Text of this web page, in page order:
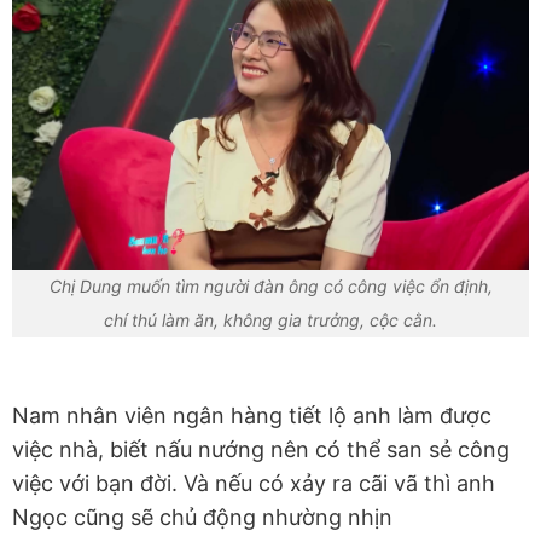
Chị Dung muốn tìm người đàn ông có công việc ổn định,
chí thú làm ăn, không gia trưởng, cộc cằn.
Nam nhân viên ngân hàng tiết lộ anh làm được
việc nhà, biết nấu nướng nên có thể san sẻ công
việc với bạn đời. Và nếu có xảy ra cãi vã thì anh
Ngọc cũng sẽ chủ động nhường nhịn